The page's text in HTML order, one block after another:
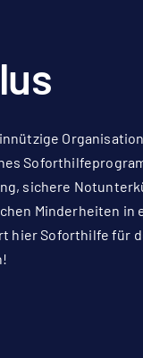
sichere
Minderheiten in
hier Soforthilfe für